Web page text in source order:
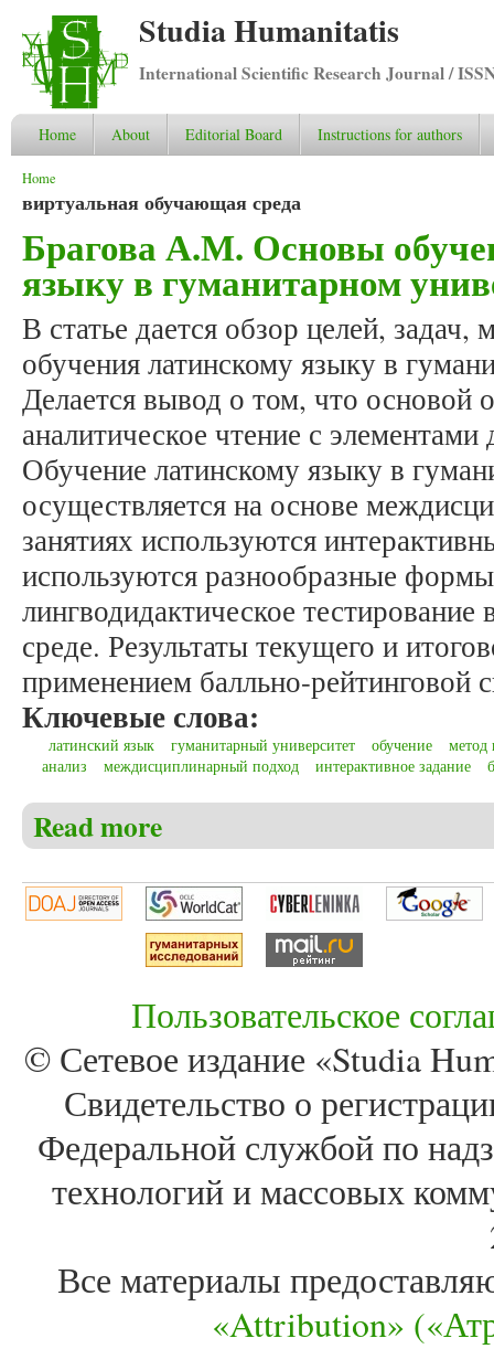
Studia Humanitatis
International Scientific Research Journal /
Home About Editorial Board Instructions for authors
You are here
Home
виртуальная обучающая среда
Брагова А.М. Основы
языку в гуманитарном
В статье дается обзор целей, задач,
обучения латинскому языку в
Делается вывод о том, что основой
аналитическое чтение с элементами
Обучение латинскому языку в
осуществляется на основе
занятиях используются
используются разнообразные
лингводидактическое
среде. Результаты текущего и
применением балльно-рейтинговой
Ключевые слова:
латинский язык гуманитарный университет обучение
метод
анализ
междисциплинарный подход интерактивное задание
Read more
Пользовательское
© Сетевое издание «Studia
Свидетельство о
Федеральной службой по
технологий и массовых
Все материалы
«Attribution»